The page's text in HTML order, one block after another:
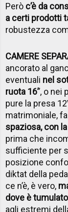
Però c’è da
a certi prodotti
robustezza
CAMERE
ancorato al
eventuali nel
ruota 16’’, o
pure la presa
matrimoniale,
spaziosa, con
prima che
sufficiente per
posizione
diktat della
ce n’è, è vero,
dove è
agli estremi